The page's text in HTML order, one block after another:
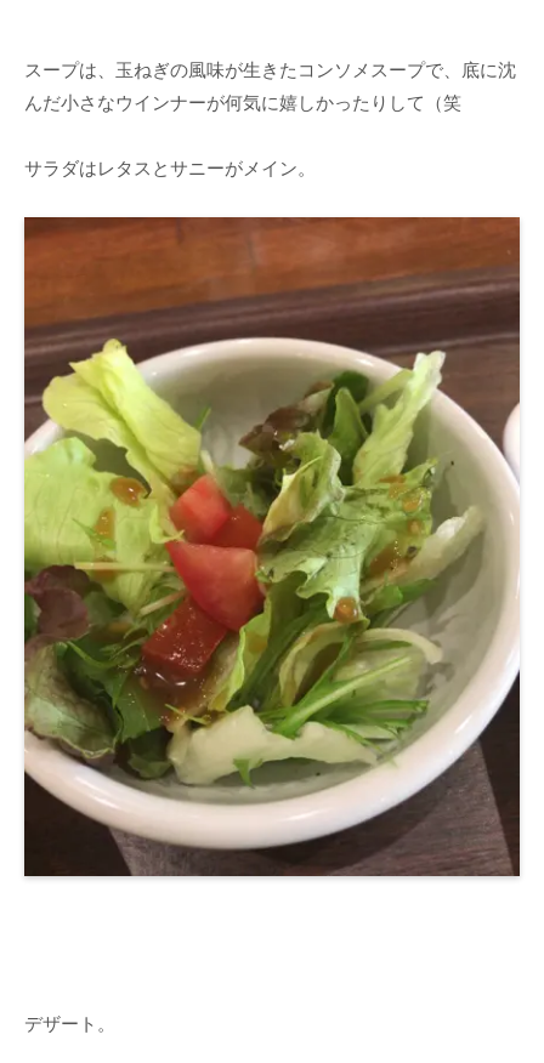
スープは、玉ねぎの風味が生きたコンソメスープで、底に沈
んだ小さなウインナーが何気に嬉しかったりして（笑
サラダはレタスとサニーがメイン。
デザート。